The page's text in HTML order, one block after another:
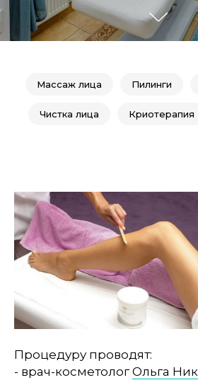
Массаж лица Пилинги
Чистка лица Криотерапия
Процедуру проводят:
- врач-косметологОльга